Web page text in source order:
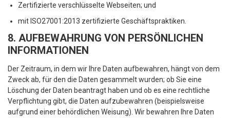
Zertifizierte verschlüsselte Webseiten; und
mit ISO27001:2013 zertifizierte Geschäftspraktiken.
8. AUFBEWAHRUNG VON PERSÖNLICHEN
INFORMATIONEN
Der Zeitraum, in dem wir Ihre Daten aufbewahren, hängt von dem
Zweck ab, für den die Daten gesammelt wurden; ob Sie eine
Löschung der Daten beantragt haben und ob es eine rechtliche
Verpflichtung gibt, die Daten aufzubewahren (beispielsweise
aufgrund einer behördlichen Weisung). Wir bewahren Ihre Daten